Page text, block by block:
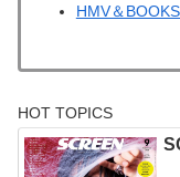
HMV＆
HOT TOPICS